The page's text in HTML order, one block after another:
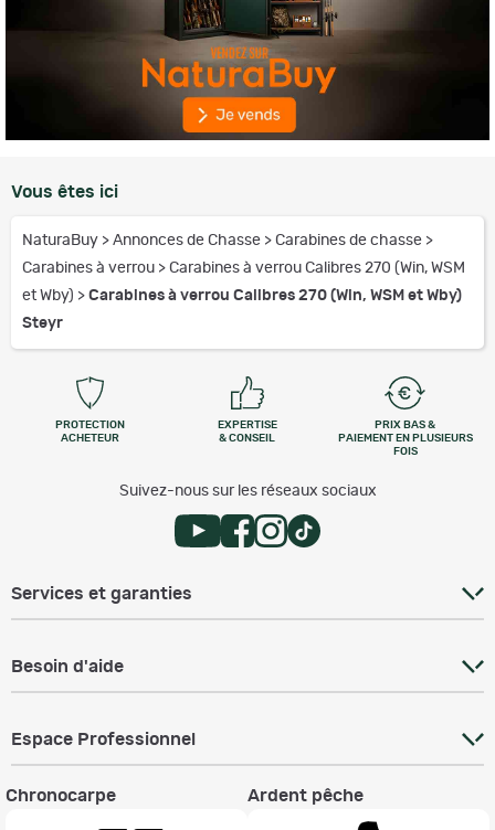
Vous êtes ici
NaturaBuy > Annonces de Chasse > Carabines de chasse >
Carabines à verrou > Carabines à verrou Calibres 270 (Win, WSM
et Wby) > Carabines à verrou Calibres 270 (Win, WSM et Wby)
Steyr
PROTECTION
ACHETEUR
EXPERTISE
& CONSEIL
PRIX BAS &
PAIEMENT EN PLUSIEURS
FOIS
Suivez-nous sur les réseaux sociaux
Services et garanties
Besoin d'aide
Espace Professionnel
Chronocarpe Ardent pêche